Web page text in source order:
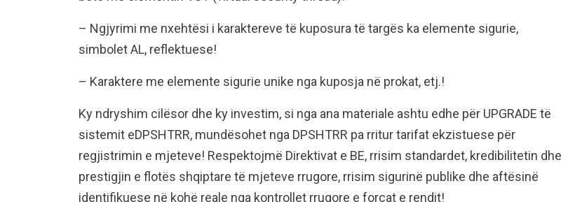
– Ngjyrimi me nxehtësi i karaktereve të kuposura të targës ka elemente sigurie,
simbolet AL, reflektuese!
– Karaktere me elemente sigurie unike nga kuposja në prokat, etj.!
Ky ndryshim cilësor dhe ky investim, si nga ana materiale ashtu edhe për UPGRADE të
sistemit eDPSHTRR, mundësohet nga DPSHTRR pa rritur tarifat ekzistuese për
regjistrimin e mjeteve! Respektojmë Direktivat e BE, rrisim standardet, kredibilitetin dhe
prestigjin e flotës shqiptare të mjeteve rrugore, rrisim sigurinë publike dhe aftësinë
identifikuese në kohë reale nga kontrollet rrugore e forcat e rendit!